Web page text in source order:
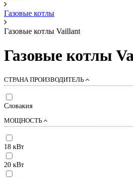
Газовые котлы
Газовые котлы Vaillant
Газовые котлы
СТРАНА ПРОИЗВОДИТЕЛЬ
Словакия
МОЩНОСТЬ
18 кВт
20 кВт